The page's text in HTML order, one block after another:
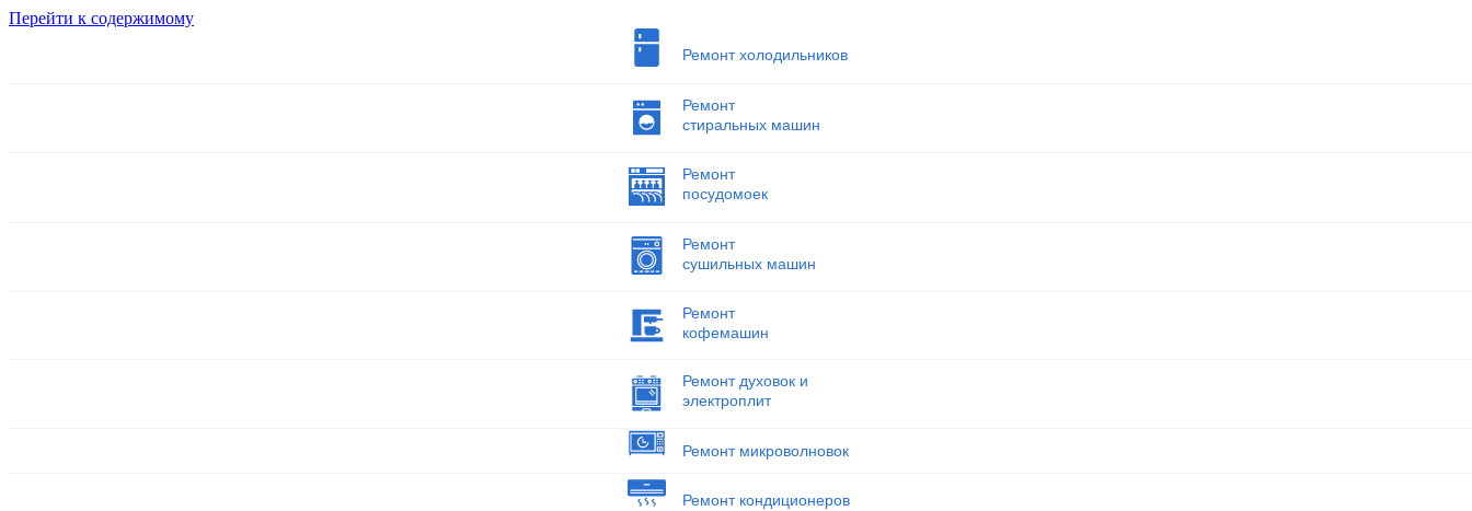
Перейти к содержимому
Ремонт холодильников
Ремонт
стиральных машин
Ремонт
посудомоек
Ремонт
сушильных машин
Ремонт
кофемашин
Ремонт духовок и
электроплит
Ремонт микроволновок
Ремонт кондиционеров